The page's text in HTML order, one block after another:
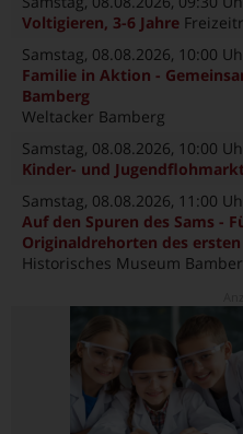
Voltigieren, 3-6 Jahre
Samstag, 08.08.2026, 10:00
Familie in Aktion -
Bamberg
Weltacker Bamberg
Samstag, 08.08.2026, 10:00
Kinder- und
Samstag, 08.08.2026, 11:00
Auf den Spuren des Sams -
Originaldrehorten des ersten
Historisches Museum